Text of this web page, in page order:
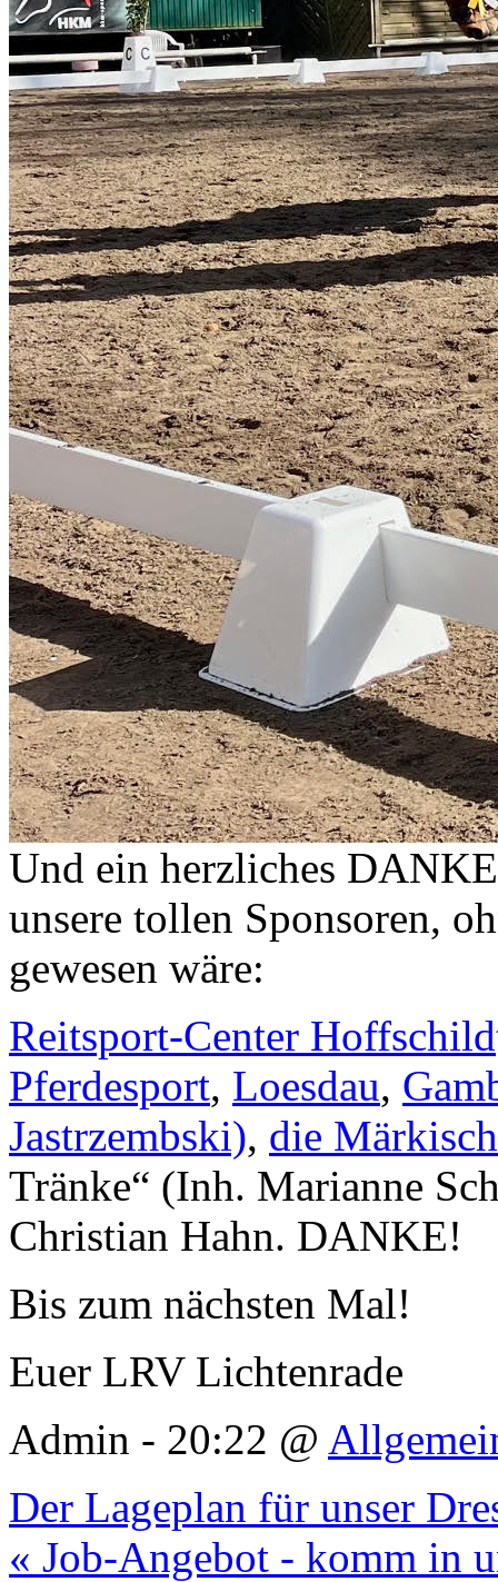
Und ein herzliches
unsere tollen Sponsoren,
gewesen wäre:
Reitsport-Center Hoffschild
Pferdesport, Loesdau,
Jastrzembski), die
Tränke“ (Inh. Marianne
Christian Hahn. DANKE!
Bis zum nächsten Mal!
Euer LRV Lichtenrade
Admin - 20:22 @
Der Lageplan für unser
« Job-Angebot - komm in